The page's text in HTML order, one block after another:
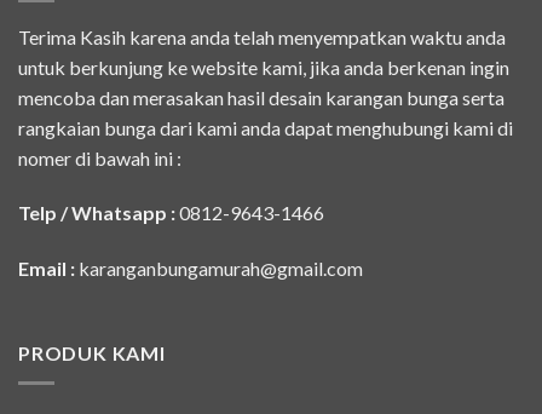
Terima Kasih karena anda telah menyempatkan waktu anda
untuk berkunjung ke website kami, jika anda berkenan ingin
mencoba dan merasakan hasil desain karangan bunga serta
rangkaian bunga dari kami anda dapat menghubungi kami di
nomer di bawah ini :
Telp / Whatsapp :0812-9643-1466
Email : karanganbungamurah@gmail.com
PRODUK KAMI